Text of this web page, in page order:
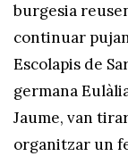
burgesia
continuar
Escolapis de
germana
Jaume, van
organitzar un